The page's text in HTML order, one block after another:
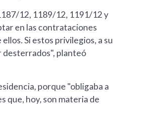
12, 1189/12, 1191/12 y
en las contrataciones
Si estos privilegios, a su
desterrados", planteó
porque "obligaba a
que, hoy, son materia de